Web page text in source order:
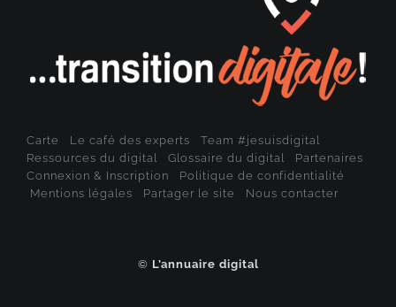
Carte Le café des experts
Team #jesuisdigital
Ressources du digital
Glossaire du digital
Partenaires
Connexion & Inscription
Politique de confidentialité
Mentions légales
Partager le site Nous contacter
© L’annuaire digital